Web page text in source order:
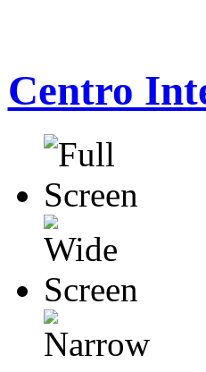
Centro